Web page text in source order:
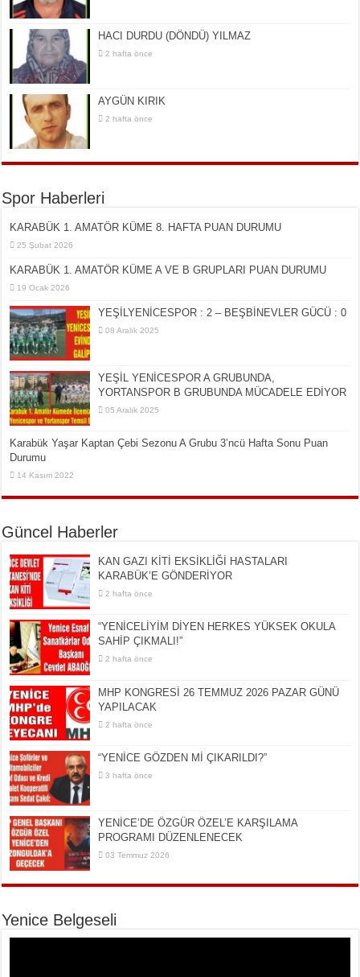
HACI DURDU (DÖNDÜ) YILMAZ
2 hafta önce
AYGÜN KIRIK
2 hafta önce
Spor Haberleri
KARABÜK 1. AMATÖR KÜME 8. HAFTA PUAN DURUMU
25 Şubat 2026
KARABÜK 1. AMATÖR KÜME A VE B GRUPLARI PUAN DURUMU
19 Ocak 2026
YEŞİLYENİCESPOR : 2 – BEŞBİNEVLER GÜCÜ : 0
08 Aralık 2025
YEŞİL YENİCESPOR A GRUBUNDA,
YORTANSPOR B GRUBUNDA MÜCADELE EDİYOR
05 Aralık 2025
Karabük Yaşar Kaptan Çebi Sezonu A Grubu 3’ncü Hafta Sonu Puan
Durumu
14 Kasım 2022
Güncel Haberler
KAN GAZI KİTİ EKSİKLİĞİ HASTALARI
KARABÜK’E GÖNDERİYOR
2 hafta önce
“YENİCELİYİM DİYEN HERKES YÜKSEK OKULA
SAHİP ÇIKMALI!”
2 hafta önce
MHP KONGRESİ 26 TEMMUZ 2026 PAZAR GÜNÜ
YAPILACAK
2 hafta önce
“YENİCE GÖZDEN Mİ ÇIKARILDI?”
3 hafta önce
YENİCE’DE ÖZGÜR ÖZEL’E KARŞILAMA
PROGRAMI DÜZENLENECEK
03 Temmuz 2026
Yenice Belgeseli